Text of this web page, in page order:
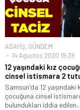
ASAYİŞ, GÜNDEM
14 Ağustos 2020 19:39
12 yaşındaki kız
cinsel istismara 2
Samsun'da 12 yaşındaki
çocuğuna cinsel
bulundukları iddia edilen...